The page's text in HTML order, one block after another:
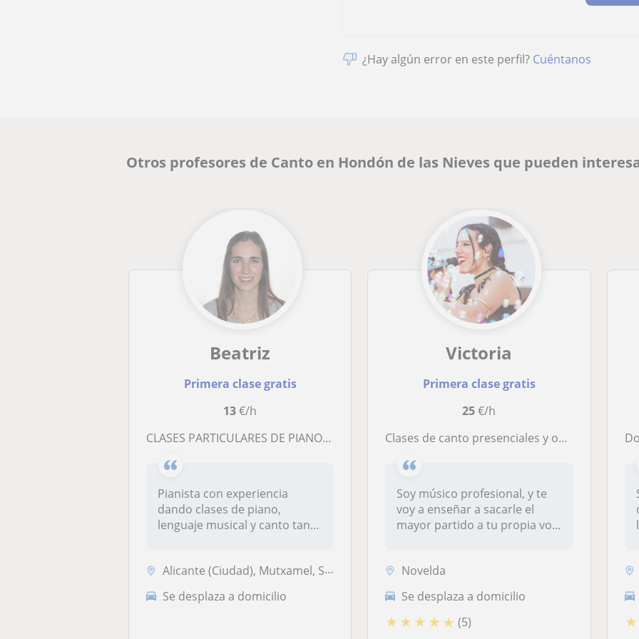
¿Hay algún error en este perfil? Cuéntanos
Otros profesores de Canto en Hondón de las Nieves que pueden
Beatriz
Primera clase gratis
13€/h
CLASES PARTICULARES DE PIANO, LENGUAJE MUSICAL Y CANTO
Pianista con experiencia
dando clases de piano,
lenguaje musical y canto tanto
Alicante (Ciudad), Mutxamel, San Vicente del Raspeig, Sant Joan D'Alac...
Se desplaza a domicilio
Victoria
Primera clase gratis
25€/h
Clases de canto presenciales y online
Soy músico profesional, y te
voy a enseñar a sacarle el
mayor partido a tu propia vo...
Novelda
Se desplaza a domicilio
★ ★ ★ ★ ★ (5) ★